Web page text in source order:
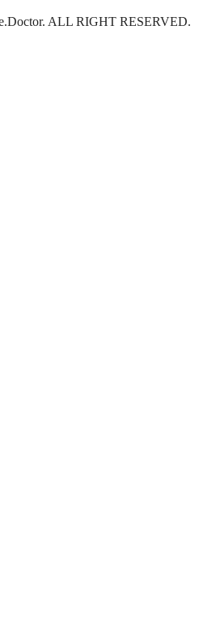
ALL RIGHT RESERVED.